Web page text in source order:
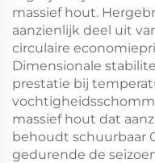
massief hout.
aanzienlijk deel uit
circulaire
Dimensionale
prestatie bij
massief hout dat
behoudt schuurbaar
gedurende de